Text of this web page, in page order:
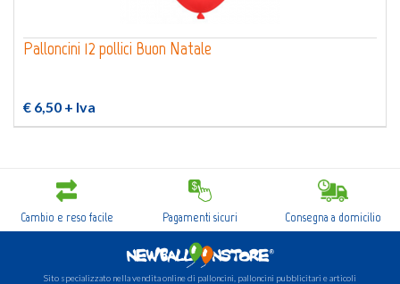
Palloncini 12 pollici Buon Natale
€ 6,50 + Iva
Cambio e reso facile Pagamenti sicuri Consegna a domicilio
Sito specializzato nella vendita online di palloncini, palloncini pubblicitari e articoli